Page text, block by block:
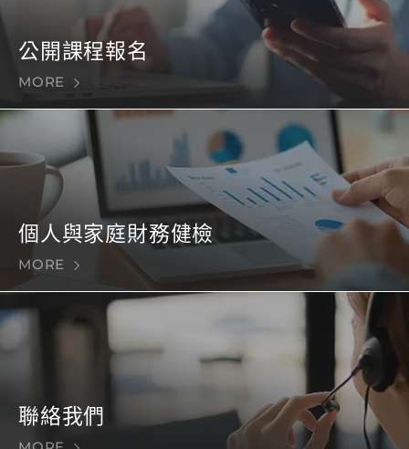
公開課程報名
MORE
個人與家庭財務健檢
MORE
聯絡我們